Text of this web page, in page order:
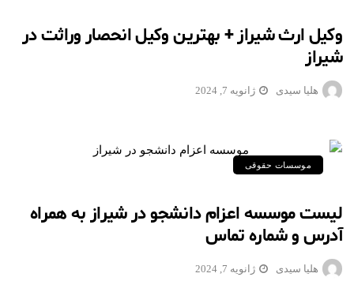
وکیل ارث شیراز + بهترین وکیل انحصار وراثت در
شیراز
هلیا سیدی ژانویه 7, 2024
موسسات حقوقی
لیست موسسه اعزام دانشجو در شیراز به همراه
آدرس و شماره تماس
هلیا سیدی ژانویه 7, 2024